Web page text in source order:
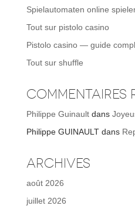
Spielautomaten online
Tout sur pistolo casino
Pistolo casino — guide
Tout sur shuffle
Commentaires
Philippe Guinaultdans
Philippe GUINAULTdans
Archives
août 2026
juillet 2026